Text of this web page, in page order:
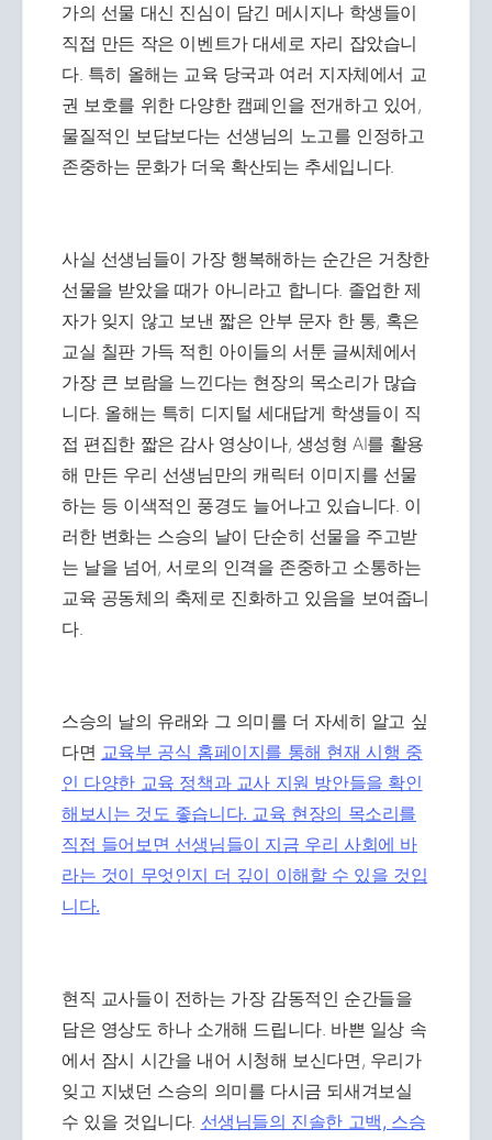
가의 선물 대신 진심이 담긴 메시지나 학생들이
직접 만든 작은 이벤트가 대세로 자리 잡았습니
다. 특히 올해는 교육 당국과 여러 지자체에서 교
권 보호를 위한 다양한 캠페인을 전개하고 있어,
물질적인 보답보다는 선생님의 노고를 인정하고
존중하는 문화가 더욱 확산되는 추세입니다.
사실 선생님들이 가장 행복해하는 순간은 거창한
선물을 받았을 때가 아니라고 합니다. 졸업한 제
자가 잊지 않고 보낸 짧은 안부 문자 한 통, 혹은
교실 칠판 가득 적힌 아이들의 서툰 글씨체에서
가장 큰 보람을 느낀다는 현장의 목소리가 많습
니다. 올해는 특히 디지털 세대답게 학생들이 직
접 편집한 짧은 감사 영상이나, 생성형 AI를 활용
해 만든 우리 선생님만의 캐릭터 이미지를 선물
하는 등 이색적인 풍경도 늘어나고 있습니다. 이
러한 변화는 스승의 날이 단순히 선물을 주고받
는 날을 넘어, 서로의 인격을 존중하고 소통하는
교육 공동체의 축제로 진화하고 있음을 보여줍니
다.
스승의 날의 유래와 그 의미를 더 자세히 알고 싶
다면 교육부 공식 홈페이지를 통해 현재 시행 중
인 다양한 교육 정책과 교사 지원 방안들을 확인
해보시는 것도 좋습니다. 교육 현장의 목소리를
직접 들어보면 선생님들이 지금 우리 사회에 바
라는 것이 무엇인지 더 깊이 이해할 수 있을 것입
니다.
현직 교사들이 전하는 가장 감동적인 순간들을
담은 영상도 하나 소개해 드립니다. 바쁜 일상 속
에서 잠시 시간을 내어 시청해 보신다면, 우리가
잊고 지냈던 스승의 의미를 다시금 되새겨보실
수 있을 것입니다. 선생님들의 진솔한 고백, 스승